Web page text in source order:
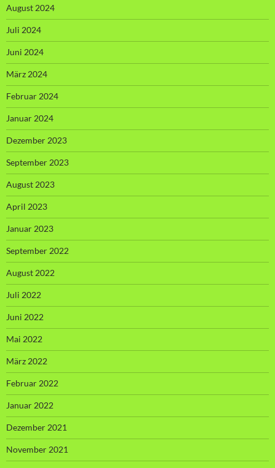
August 2024
Juli 2024
Juni 2024
März 2024
Februar 2024
Januar 2024
Dezember 2023
September 2023
August 2023
April 2023
Januar 2023
September 2022
August 2022
Juli 2022
Juni 2022
Mai 2022
März 2022
Februar 2022
Januar 2022
Dezember 2021
November 2021